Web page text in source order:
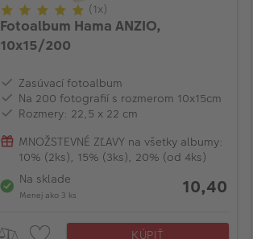
(1x)
Fotoalbum Hama ANZIO,
10x15/200
Zasúvací fotoalbum
Na 200 fotografií s rozmerom 10x15cm
Rozmery: 22,5 x 22 cm
MNOŽSTEVNÉ ZĽAVY na všetky albumy:
10% (2ks), 15% (3ks), 20% (od 4ks)
Na sklade
Menej ako 3 ks 10,40
KÚPIŤ